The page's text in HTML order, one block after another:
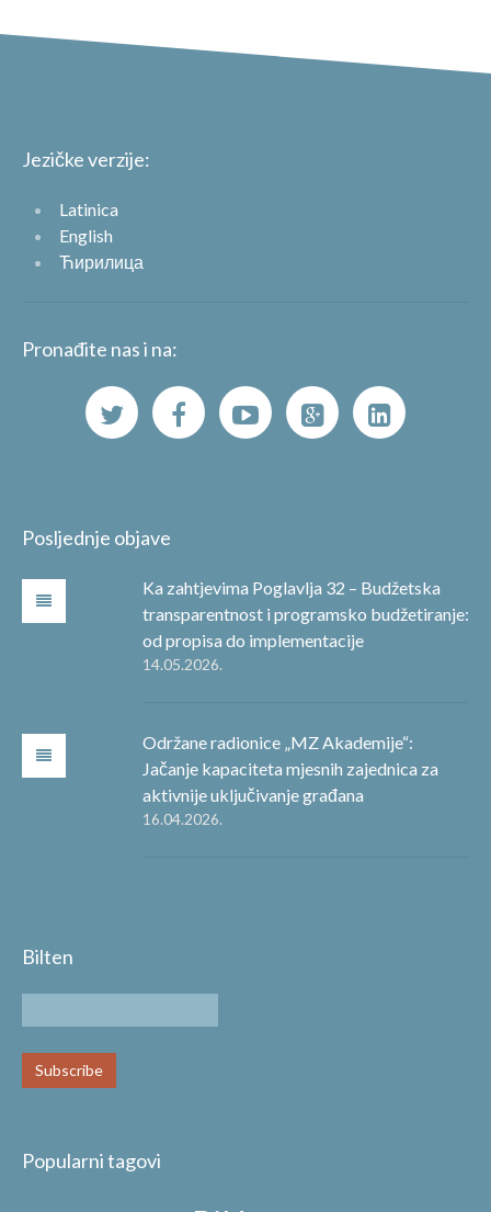
Jezičke verzije:
Latinica
English
Ћирилица
Pronađite nas i na:
Posljednje objave
Ka zahtjevima Poglavlja 32 – Budžetska
transparentnost i programsko budžetiranje:
od propisa do implementacije
14.05.2026.
Održane radionice „MZ Akademije“:
Jačanje kapaciteta mjesnih zajednica za
aktivnije uključivanje građana
16.04.2026.
Bilten
Popularni tagovi